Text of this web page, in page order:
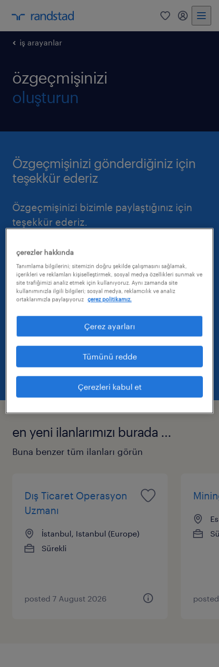
0 my
iş arayanlar
özgeçmişinizi
oluşturun
Özgeçmişinizi gönderdiğiniz için
teşekkür ederiz
Özgeçmişinizi bizimle paylaştığınız için
teşekkür ederiz.
Yakın zamanda bir Randstad danışmanı
sizinle irtibata geçecektir.
En güncel iş fırsatlarını neden kontrol
etmiyorsunuz?
en yeni ilanlarımızı burada ...
Buna benzer tüm ilanları görün
Dış Ticaret Operasyon
Uzmanı
İstanbul, Istanbul (Europe)
Sürekli
posted 7 August 2026
çerezler hakkında
Tanımlama bilgilerini; sitemizin doğru şekilde çalışmasını sağlamak,
içerikleri ve reklamları kişiselleştirmek, sosyal medya özellikleri sunmak ve
site trafiğimizi analiz etmek için kullanıyoruz. Aynı zamanda site
kullanımınızla ilgili bilgileri; sosyal medya, reklamcılık ve analiz
ortaklarımızla paylaşıyoruz
çerez politikamız.
Çerez ayarları
Tümünü redde
Çerezleri kabul et